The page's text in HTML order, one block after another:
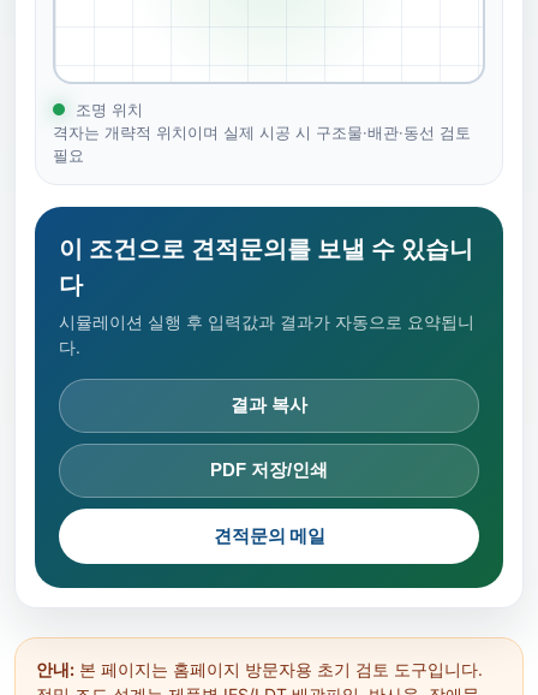
조명 위치
격자는 개략적 위치이며 실제 시공 시 구조물·배관·동선 검토
필요
이 조건으로 견적문의를 보낼 수 있습니
다
시뮬레이션 실행 후 입력값과 결과가 자동으로 요약됩니
다.
결과 복사
PDF 저장/인쇄
견적문의 메일
안내: 본 페이지는 홈페이지 방문자용 초기 검토 도구입니다.